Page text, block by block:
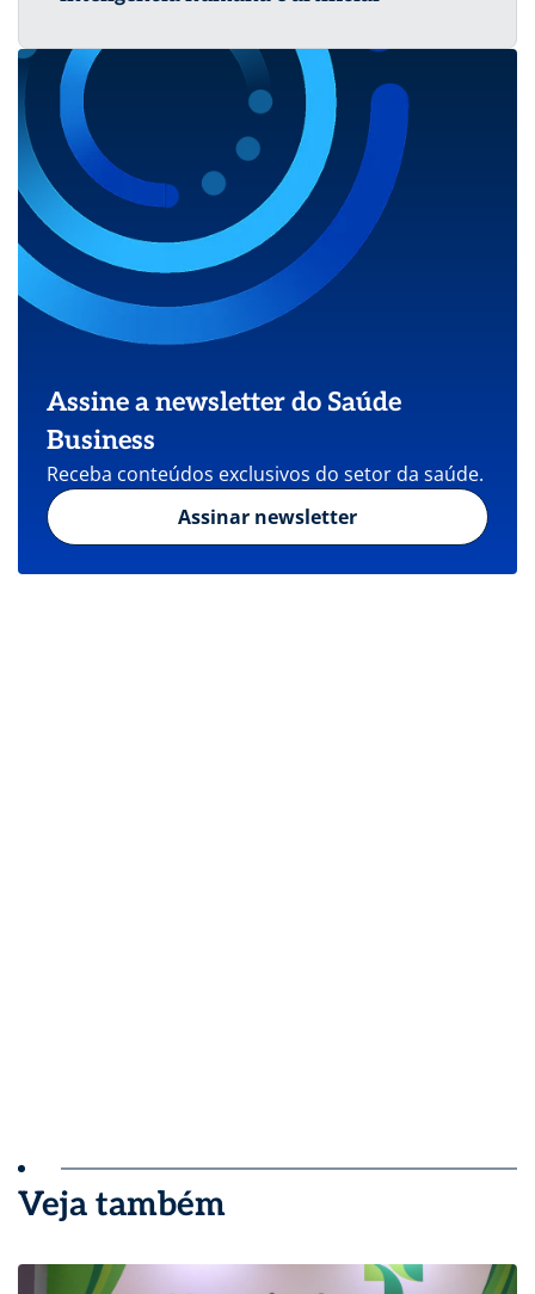
Assine a newsletter do Saúde
Business
Receba conteúdos exclusivos do setor da saúde.
Assinar newsletter
Veja também